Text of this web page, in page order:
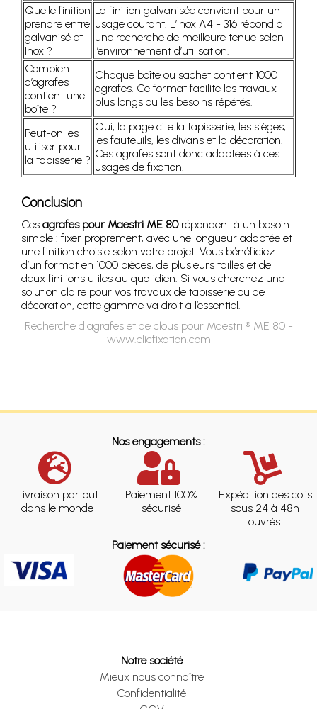
Quelle finition
prendre entre
galvanisé et
Inox ?
La finition galvanisée convient pour un
usage courant. L’Inox A4 - 316 répond à
une recherche de meilleure tenue selon
l’environnement d’utilisation.
Combien
d’agrafes
contient une
boîte ?
Chaque boîte ou sachet contient 1000
agrafes. Ce format facilite les travaux
plus longs ou les besoins répétés.
Peut-on les
utiliser pour
la tapisserie ?
Oui, la page cite la tapisserie, les sièges,
les fauteuils, les divans et la décoration.
Ces agrafes sont donc adaptées à ces
usages de fixation.
Conclusion
Ces agrafes pour Maestri ME 80répondent à un besoin
simple : fixer proprement, avec une longueur adaptée et
une finition choisie selon votre projet. Vous bénéficiez
d’un format en 1000 pièces, de plusieurs tailles et de
deux finitions utiles au quotidien. Si vous cherchez une
solution claire pour vos travaux de tapisserie ou de
décoration, cette gamme va droit à l’essentiel.
Recherche d'agrafes et de clous pour Maestri ® ME 80 -
www.clicfixation.com
Nos engagements :
Livraison partout
dans le monde
Paiement 100%
sécurisé
Expédition des colis
sous 24 à 48h
ouvrés.
Paiement sécurisé :
Notre société
Mieux nous connaître
Confidentialité